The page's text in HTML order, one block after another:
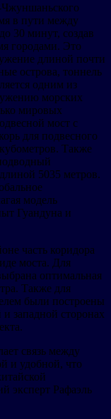
в пути между
30 минут, создав
городами. Это
длиной почти
острова, тоннель
одним из
морских
мировых
мост с
для подвесного
Также
5035 метров.
модель
Гуандуна и
часть коридора
моста. Для
оптимальная
Также для
были построены
западной сторонах
связь между
и удобной, что
эксперт Рафаэль